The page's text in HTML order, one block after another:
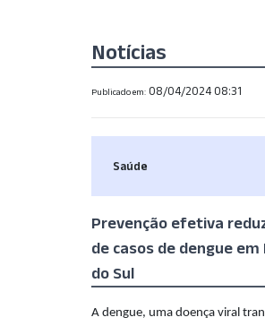
Notícias
Publicado em: 08/04/2024 08:31
Saúde
Prevenção efetiva
de casos de dengue
do Sul
A dengue, uma doença viral